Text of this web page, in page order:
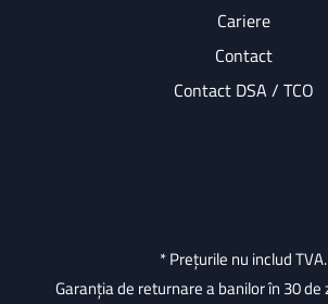
Cariere
Contact
Contact DSA / TCO
* Prețurile nu includ TVA.
Garanția de returnare a banilor în 30 de